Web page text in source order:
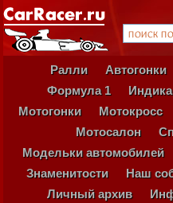
Ралли Автогонки
Формула 1
Мотогонки
Мотокросс
Мотосалон
Модельки автомобилей
Знаменитости
Наш
Личный архив